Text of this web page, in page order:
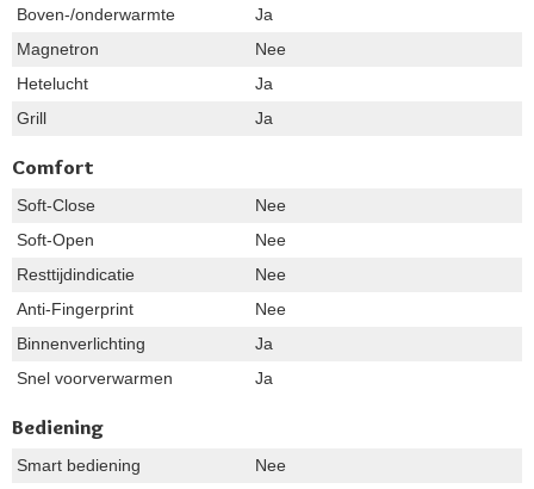
Boven-/onderwarmte
Ja
Magnetron
Nee
Hetelucht
Ja
Grill
Ja
Comfort
Soft-Close
Nee
Soft-Open
Nee
Resttijdindicatie
Nee
Anti-Fingerprint
Nee
Binnenverlichting
Ja
Snel voorverwarmen
Ja
Bediening
Smart bediening
Nee